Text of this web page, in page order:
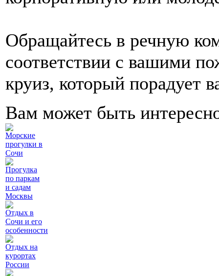
Обращайтесь в речную
соответствии с вашими
круиз, который порадует
Вам может быть
Морские
прогулки в
Сочи
Прогулка
по паркам
и садам
Москвы
Отдых в
Сочи и его
особенности
Отдых на
курортах
России